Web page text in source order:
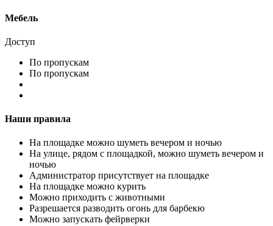
Мебель
Доступ
По пропускам
По пропускам
Наши правила
На площадке можно шуметь вечером и ночью
На улице, рядом с площадкой, можно шуметь вечером и
ночью
Администратор присутствует на площадке
На площадке можно курить
Можно приходить с животными
Разрешается разводить огонь для барбекю
Можно запускать фейрверки